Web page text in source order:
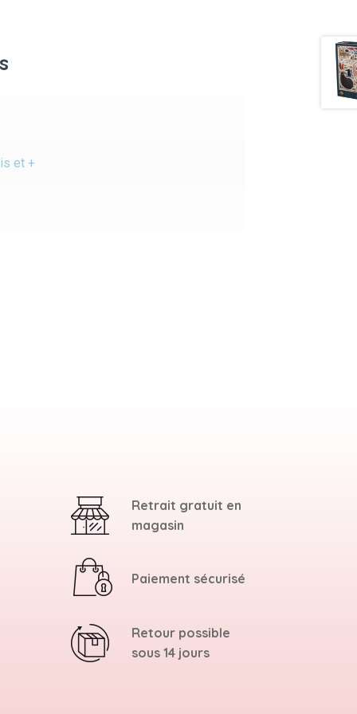
et +
Retrait gratuit en
magasin
Paiement sécurisé
Retour possible
sous 14 jours